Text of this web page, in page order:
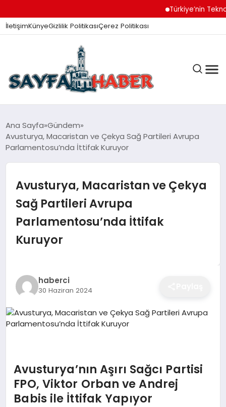
Türkiye’nin
İletişimKünyeGizlilik PolitikasıÇerez Politikası
ANA SAYFA
GÜNDEM
İZMIR HABERLERI
EĞITIM
EKONOMI
SAĞLIK
YAŞAM
Ana Sayfa Gündem
Avusturya, Macaristan ve Çekya Sağ Partileri Avrupa
Parlamentosu’nda İttifak Kuruyor
Avusturya, Macaristan ve Çekya
Sağ Partileri Avrupa
Parlamentosu’nda İttifak
Kuruyor
haberci
30 Haziran 2024
Avusturya’nın Aşırı Sağcı Partisi
FPO, Viktor Orban ve Andrej
Babis ile İttifak Yapıyor